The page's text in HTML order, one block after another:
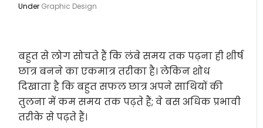
Under Graphic Design
बहुत से लोग सोचते हैं कि लंबे समय तक पढ़ना ही शीर्ष
छात्र बनने का एकमात्र तरीका है। लेकिन शोध
दिखाता है कि बहुत सफल छात्र अपने साथियों की
तुलना में कम समय तक पढ़ते हैं; वे बस अधिक प्रभावी
तरीके से पढ़ते हैं।